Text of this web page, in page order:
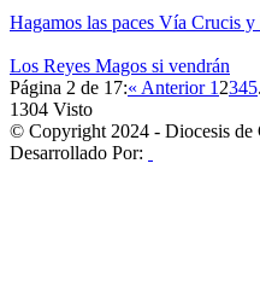
Hagamos las paces Vía Crucis
Los Reyes Magos si vendrán
Página 2 de 17:« Anterior 1 2345
1304 Visto
© Copyright 2024 - Diocesis de
Desarrollado Por: